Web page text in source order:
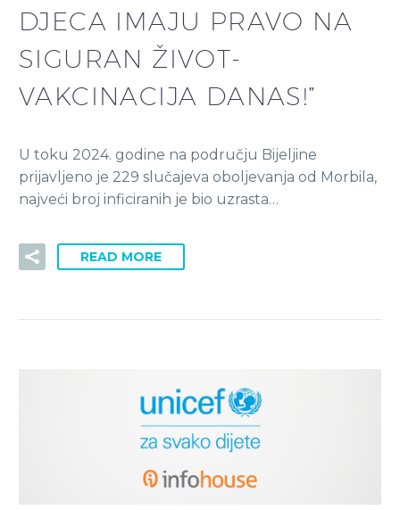
DJECA IMAJU PRAVO NA
SIGURAN ŽIVOT-
VAKCINACIJA DANAS!”
U toku 2024. godine na području Bijeljine
prijavljeno je 229 slučajeva oboljevanja od Morbila,
najveći broj inficiranih je bio uzrasta…
READ MORE